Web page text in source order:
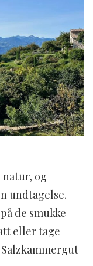
og
undtagelse.
de smukke
eller tage